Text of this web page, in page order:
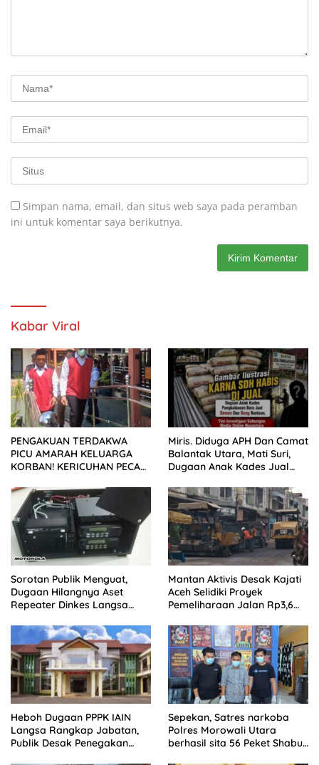
Simpan nama, email, dan situs web saya pada peramban
ini untuk komentar saya berikutnya.
Kabar Viral
PENGAKUAN TERDAKWA
PICU AMARAH KELUARGA
KORBAN! KERICUHAN PECAH
DITUNDA
Miris. Diduga APH Dan Camat
Balantak Utara, Mati Suri,
Dugaan Anak Kades Jual
Sorotan Publik Menguat,
Dugaan Hilangnya Aset
Repeater Dinkes Langsa
Mantan Aktivis Desak Kajati
Aceh Selidiki Proyek
Pemeliharaan Jalan Rp3,6
Heboh Dugaan PPPK IAIN
Langsa Rangkap Jabatan,
Publik Desak Penegakan
Sepekan, Satres narkoba
Polres Morowali Utara
berhasil sita 56 Peket Shabu